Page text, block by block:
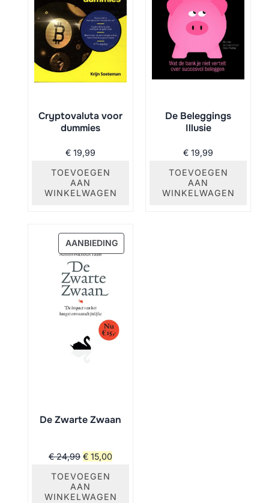
Cryptovaluta voor
dummies
€ 19,99
TOEVOEGEN
AAN
WINKELWAGEN
De Beleggings
Illusie
€ 19,99
TOEVOEGEN
AAN
WINKELWAGEN
AANBIEDINGPRODUCT
De Zwarte Zwaan
€24,99 Oorspronkelijke
prijs
was:
€ 15,00
TOEVOEGEN
AAN
WINKELWAGEN